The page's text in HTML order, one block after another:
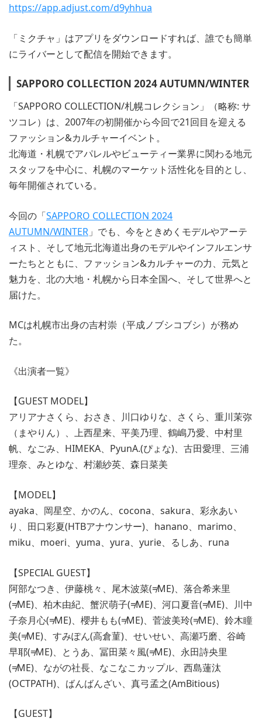
https://app.adjust.com/d9yhhua
「ミクチャ」はアプリをダウンロードすれば、誰でも簡単
にライバーとして配信を開始できます。
SAPPORO COLLECTION 2024 AUTUMN/WINTER
「SAPPORO COLLECTION/札幌コレクション」（略称: サ
ツコレ）は、2007年の初開催から今回で21回目を迎える
ファッション&カルチャーイベント。
北海道・札幌でアパレルやビューティー業界に関わる地元
スタッフを中心に、札幌のマーケット活性化を目的とし、
毎年開催されている。
今回の「SAPPORO COLLECTION 2024
AUTUMN/WINTER 」でも、今をときめくモデルやアーテ
ィスト、そして地元北海道出身のモデルやインフルエンサ
ーたちとともに、ファッション&カルチャーの力、元気と
魅力を、北の大地・札幌から日本全国へ、そして世界へと
届けた。
MCは札幌市出身の吉村崇（平成ノブシコブシ）が務め
た。
《出演者一覧》
【GUEST MODEL】
アリアナさくら、おさき、川口ゆりな、さくら、重川茉弥
（まやりん）、上西星来、平美乃理、鶴嶋乃愛、中村里
帆、なごみ、HIMEKA、PyunA.(ぴょな)、古田愛理、三浦
理奈、みとゆな、村瀬紗英、森日菜美
【MODEL】
ayaka、岡星空、かのん、cocona、sakura、彩永あい
り、田口彩夏(HTBアナウンサー)、hanano、marimo、
miku、moeri、yuma、yura、yurie、るしあ、runa
【SPECIAL GUEST】
阿部なつき、伊藤桃々、尾木波菜(≠ME)、落合希来里
(≠ME)、柏木由紀、蟹沢萌子(≠ME)、河口夏音(≠ME)、川中
子奈月心(≠ME)、櫻井もも(≠ME)、菅波美玲(≠ME)、鈴木瞳
美(≠ME)、すみぽん(高倉菫)、せいせい、高瀬巧磨、谷崎
早耶(≠ME)、とうあ、冨田菜々風(≠ME)、永田詩央里
(≠ME)、ながの社長、なこなこカップル、西島蓮汰
(OCTPATH)、ばんばんざい、真弓孟之(AmBitious)
【GUEST】